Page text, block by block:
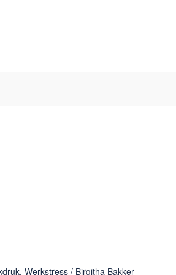
,Werkstress / Birgitha Bakker